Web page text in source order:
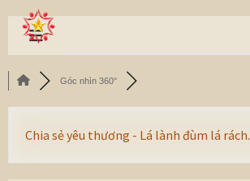
Góc nhìn 360°
Chia sẻ yêu thương - Lá lành đùm lá rách.